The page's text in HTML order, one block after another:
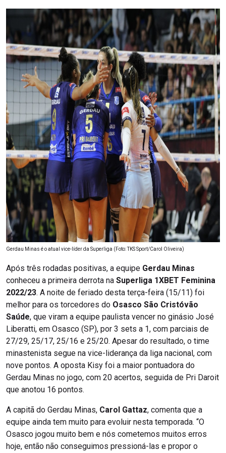
Gerdau Minas é o atual vice-líder da Superliga (Foto: TKS Sport/Carol Oliveira)
Após três rodadas positivas, a equipe Gerdau Minas
conheceu a primeira derrota na Superliga 1XBET Feminina
2022/23. A noite de feriado desta terça-feira (15/11) foi
melhor para os torcedores do Osasco São Cristóvão
Saúde, que viram a equipe paulista vencer no ginásio José
Liberatti, em Osasco (SP), por 3 sets a 1, com parciais de
27/29, 25/17, 25/16 e 25/20. Apesar do resultado, o time
minastenista segue na vice-liderança da liga nacional, com
nove pontos. A oposta Kisy foi a maior pontuadora do
Gerdau Minas no jogo, com 20 acertos, seguida de Pri Daroit
que anotou 16 pontos.
A capitã do Gerdau Minas, Carol Gattaz, comenta que a
equipe ainda tem muito para evoluir nesta temporada. “O
Osasco jogou muito bem e nós cometemos muitos erros
hoje, então não conseguimos pressioná-las e propor o